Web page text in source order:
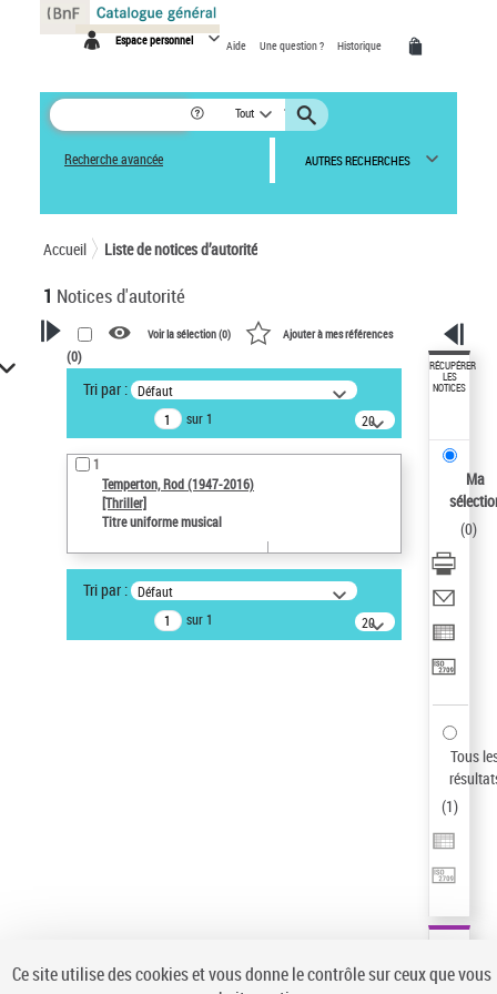
Espace personnel Aide Une question ? Historique
Tout
Recherche avancée AUTRES RECHERCHES
Accueil Liste de notices d’autorité
1 Notices d'autorité
VOTRE RECHERCHE
Recherche avancée dans les
notices d’autorité
Œuvres liées à l'auteur :
Temperton, Rod (1947-2016)
Sauvegarder votre recherche
AFFINER
Type de notice d'autorité
Voir la sélection (0) Ajouter à mes références
(0)
Tri par : Défaut
sur 1
20
résultats/page
1
Temperton, Rod (1947-2016)
[Thriller]
Titre uniforme musical
Tri par : Défaut
sur 1
20
résultats/page
RÉCUPÉRER
LES
NOTICES
Ma
(0)
Tous
(1)
Panneau de gestion des cookies
Ce site utilise des cookies et vous donne le contrôle sur ceux que vous